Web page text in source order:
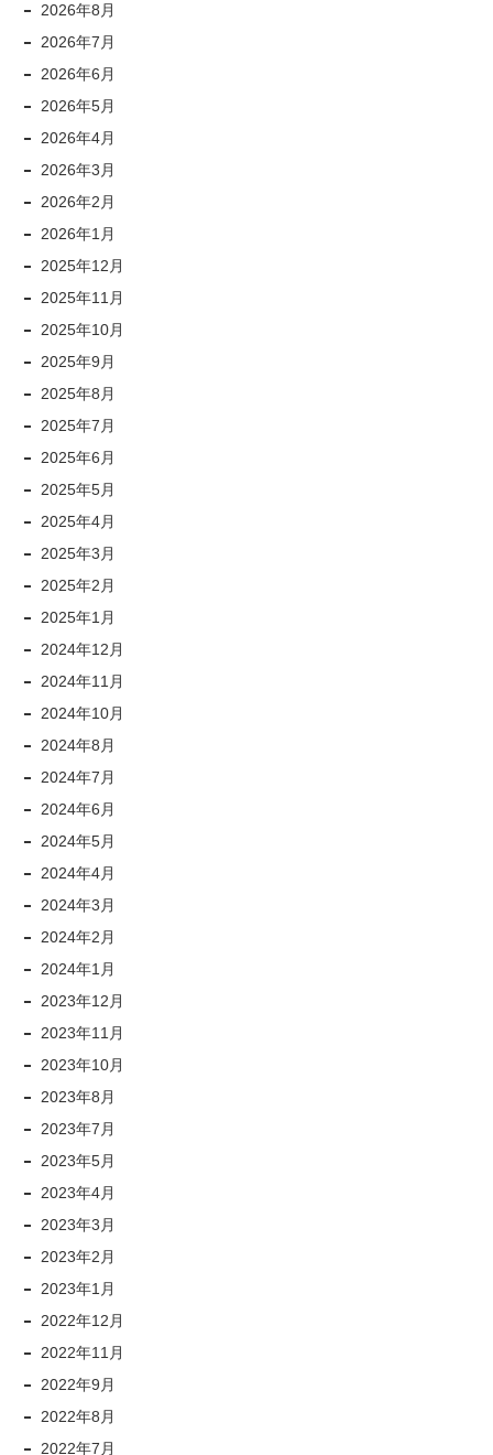
2026年8月
2026年7月
2026年6月
2026年5月
2026年4月
2026年3月
2026年2月
2026年1月
2025年12月
2025年11月
2025年10月
2025年9月
2025年8月
2025年7月
2025年6月
2025年5月
2025年4月
2025年3月
2025年2月
2025年1月
2024年12月
2024年11月
2024年10月
2024年8月
2024年7月
2024年6月
2024年5月
2024年4月
2024年3月
2024年2月
2024年1月
2023年12月
2023年11月
2023年10月
2023年8月
2023年7月
2023年5月
2023年4月
2023年3月
2023年2月
2023年1月
2022年12月
2022年11月
2022年9月
2022年8月
2022年7月